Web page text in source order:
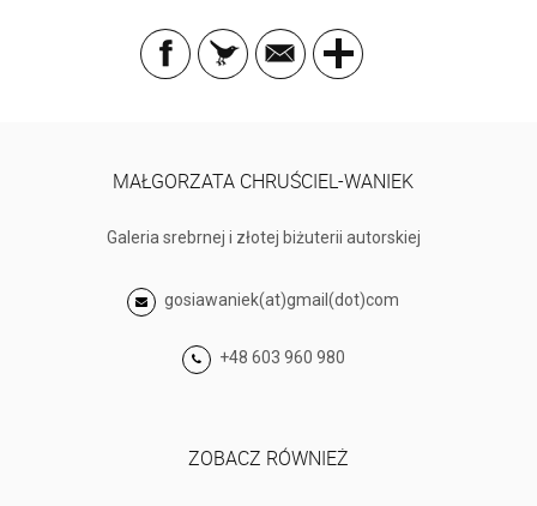
MAŁGORZATA CHRUŚCIEL-WANIEK
Galeria srebrnej i złotej biżuterii autorskiej
gosiawaniek(at)gmail(dot)com
+48 603 960 980
ZOBACZ RÓWNIEŻ